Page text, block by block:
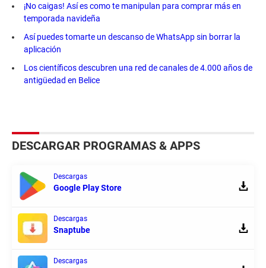
¡No caigas! Así es como te manipulan para comprar más en
temporada navideña
Así puedes tomarte un descanso de WhatsApp sin borrar la
aplicación
Los científicos descubren una red de canales de 4.000 años de
antigüedad en Belice
DESCARGAR PROGRAMAS & APPS
Descargas
Google Play Store
Descargas
Snaptube
Descargas